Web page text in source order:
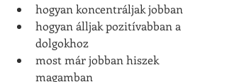
hogyan koncentráljak jobban
hogyan álljak pozitívabban a
dolgokhoz
most már jobban hiszek
magamban